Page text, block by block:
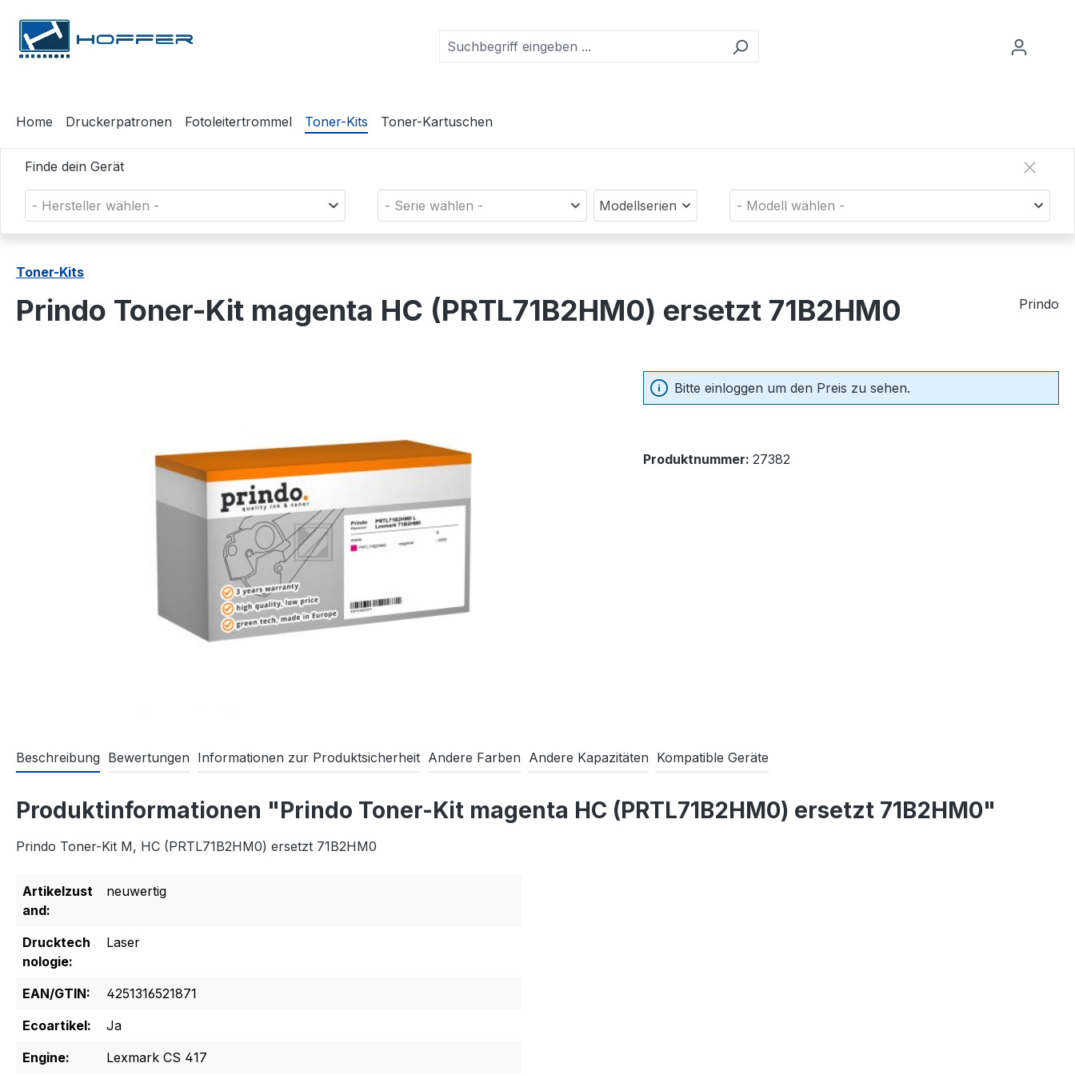
Hauptinhalt springen
Zur Suche springen
Zur Hauptnavigation springen
Home Druckerpatronen Fotoleitertrommel Toner-Kits Toner-Kartuschen
Finde dein Gerät
- Hersteller wählen - - Serie wählen - Modellserien - Modell wählen -
Toner-Kits
Prindo Toner-Kit magenta HC (PRTL71B2HM0) ersetzt 71B2HM0 Prindo
Bitte einloggen um den Preis zu sehen.
Produktnummer: 27382
Beschreibung Bewertungen Informationen zur Produktsicherheit Andere Farben Andere Kapazitäten Kompatible Geräte
Produktinformationen "Prindo Toner-Kit magenta HC (PRTL71B2HM0) ersetzt 71B2HM0"
Prindo Toner-Kit M, HC (PRTL71B2HM0) ersetzt 71B2HM0
Artikelzust
and:
neuwertig
Drucktech
nologie:
Laser
EAN/GTIN:
4251316521871
Ecoartikel:
Ja
Engine:
Lexmark CS 417